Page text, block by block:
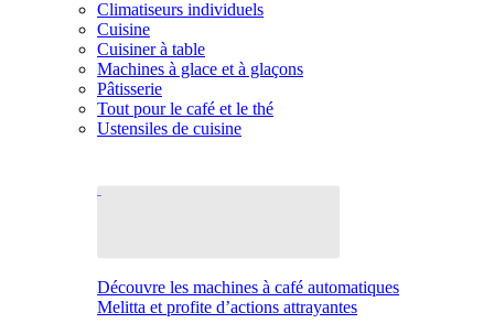
Climatiseurs individuels
Cuisine
Cuisiner à table
Machines à glace et à glaçons
Pâtisserie
Tout pour le café et le thé
Ustensiles de cuisine
Découvre les machines à café automatiques
Melitta et profite d’actions attrayantes